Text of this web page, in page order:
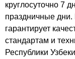
круглосуточно 7
праздничные дни.
гарантирует
стандартам и
Республики